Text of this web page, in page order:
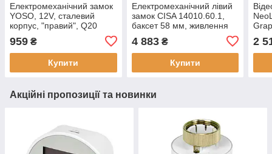
Електромеханічний замок
YOSO, 12V, сталевий
корпус, "правий", Q20
монтажні елементи, 12
мес гарантії
959 ₴
Купити
Електромеханічний лівий
замок CISA 14010.60.1,
баксет 58 мм, живлення
4 883₴
Купити
IP66
2
Акційні пропозиції та новинки